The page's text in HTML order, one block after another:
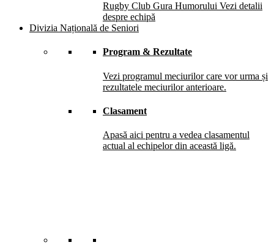
Rugby Club Gura Humorului Vezi detalii
despre echipă
Divizia Națională de Seniori
Program & Rezultate
Vezi programul meciurilor care vor urma și
rezultatele meciurilor anterioare.
Clasament
Apasă aici pentru a vedea clasamentul
actual al echipelor din această ligă.